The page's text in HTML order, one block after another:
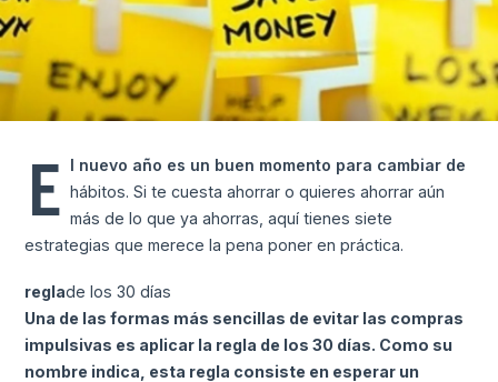
E l nuevo año es un buen momento para cambiar de
hábitos. Si te cuesta ahorrar o quieres ahorrar aún
más de lo que ya ahorras, aquí tienes siete
estrategias que merece la pena poner en práctica.
reglade los 30 días
Una de las formas más sencillas de evitar las compras
impulsivas es aplicar la regla de los 30 días. Como su
nombre indica, esta regla consiste en esperar un